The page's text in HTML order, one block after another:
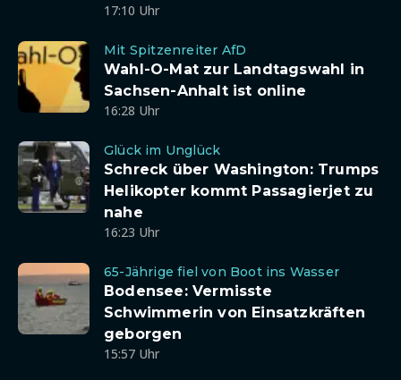
17:10 Uhr
Mit Spitzenreiter AfD
Wahl-O-Mat zur Landtagswahl in
Sachsen-Anhalt ist online
16:28 Uhr
Glück im Unglück
Schreck über Washington: Trumps
Helikopter kommt Passagierjet zu
nahe
16:23 Uhr
65-Jährige fiel von Boot ins Wasser
Bodensee: Vermisste
Schwimmerin von Einsatzkräften
geborgen
15:57 Uhr